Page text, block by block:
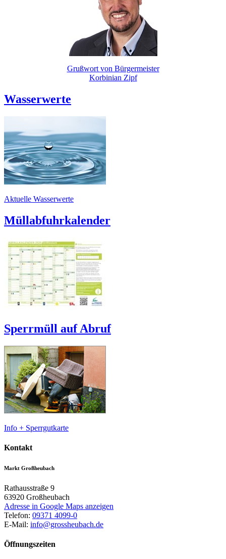
Grußwort von Bürgermeister
Korbinian Zipf
Wasserwerte
Aktuelle Wasserwerte
Müllabfuhrkalender
Sperrmüll auf Abruf
Info + Sperrgutkarte
Kontakt
Markt Großheubach
Rathausstraße 9
63920 Großheubach
Adresse in Google Maps anzeigen
Telefon: 09371 4099-0
E-Mail: info@grossheubach.de
Öffnungszeiten